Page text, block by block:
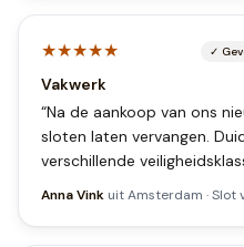
★★★★★ ✓
Vakwerk
“Na de aankoop van ons
sloten laten vervangen.
verschillende
Anna Vink uitAmsterdam ·Slot